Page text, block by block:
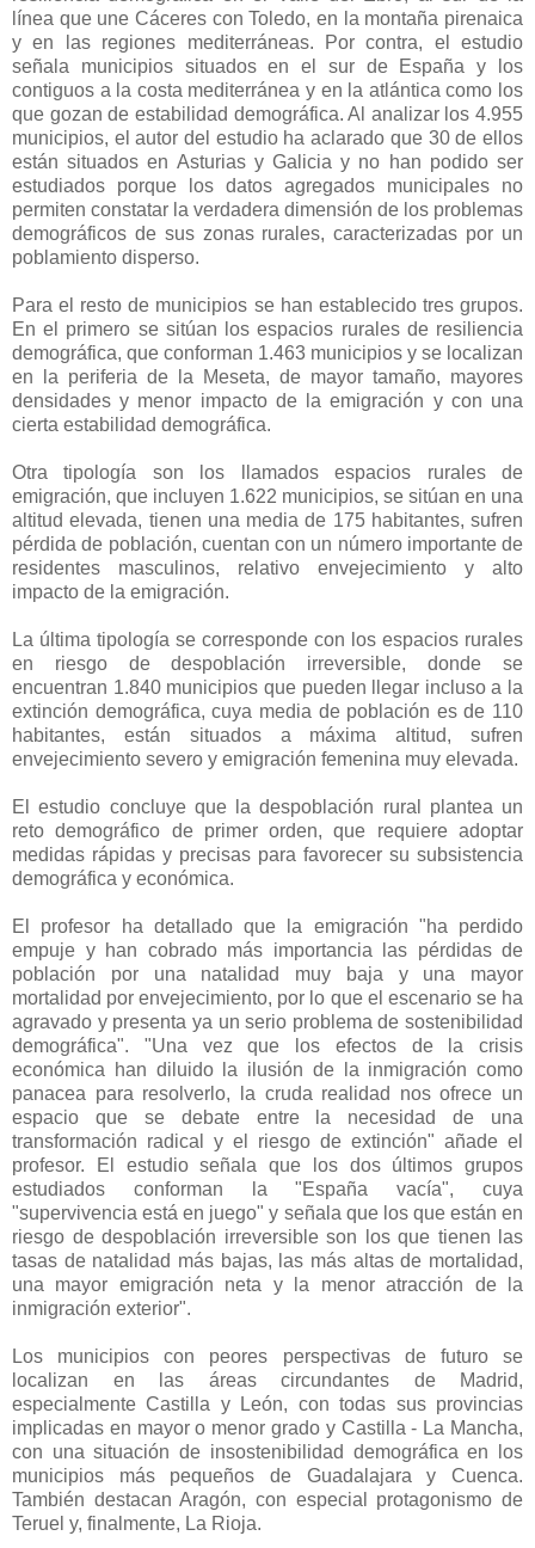
línea que une Cáceres con Toledo, en la montaña pirenaica
y en las regiones mediterráneas. Por contra, el estudio
señala municipios situados en el sur de España y los
contiguos a la costa mediterránea y en la atlántica como los
que gozan de estabilidad demográfica. Al analizar los 4.955
municipios, el autor del estudio ha aclarado que 30 de ellos
están situados en Asturias y Galicia y no han podido ser
estudiados porque los datos agregados municipales no
permiten constatar la verdadera dimensión de los problemas
demográficos de sus zonas rurales, caracterizadas por un
poblamiento disperso.
Para el resto de municipios se han establecido tres grupos.
En el primero se sitúan los espacios rurales de resiliencia
demográfica, que conforman 1.463 municipios y se localizan
en la periferia de la Meseta, de mayor tamaño, mayores
densidades y menor impacto de la emigración y con una
cierta estabilidad demográfica.
Otra tipología son los llamados espacios rurales de
emigración, que incluyen 1.622 municipios, se sitúan en una
altitud elevada, tienen una media de 175 habitantes, sufren
pérdida de población, cuentan con un número importante de
residentes masculinos, relativo envejecimiento y alto
impacto de la emigración.
La última tipología se corresponde con los espacios rurales
en riesgo de despoblación irreversible, donde se
encuentran 1.840 municipios que pueden llegar incluso a la
extinción demográfica, cuya media de población es de 110
habitantes, están situados a máxima altitud, sufren
envejecimiento severo y emigración femenina muy elevada.
El estudio concluye que la despoblación rural plantea un
reto demográfico de primer orden, que requiere adoptar
medidas rápidas y precisas para favorecer su subsistencia
demográfica y económica.
El profesor ha detallado que la emigración "ha perdido
empuje y han cobrado más importancia las pérdidas de
población por una natalidad muy baja y una mayor
mortalidad por envejecimiento, por lo que el escenario se ha
agravado y presenta ya un serio problema de sostenibilidad
demográfica". "Una vez que los efectos de la crisis
económica han diluido la ilusión de la inmigración como
panacea para resolverlo, la cruda realidad nos ofrece un
espacio que se debate entre la necesidad de una
transformación radical y el riesgo de extinción" añade el
profesor. El estudio señala que los dos últimos grupos
estudiados conforman la "España vacía", cuya
"supervivencia está en juego" y señala que los que están en
riesgo de despoblación irreversible son los que tienen las
tasas de natalidad más bajas, las más altas de mortalidad,
una mayor emigración neta y la menor atracción de la
inmigración exterior".
Los municipios con peores perspectivas de futuro se
localizan en las áreas circundantes de Madrid,
especialmente Castilla y León, con todas sus provincias
implicadas en mayor o menor grado y Castilla - La Mancha,
con una situación de insostenibilidad demográfica en los
municipios más pequeños de Guadalajara y Cuenca.
También destacan Aragón, con especial protagonismo de
Teruel y, finalmente, La Rioja.